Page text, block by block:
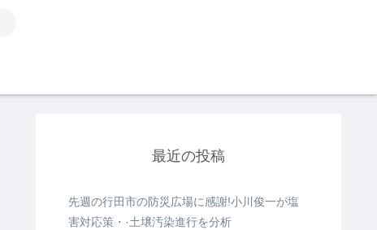
最近の投稿
先週の行田市の防災広場に感謝!小川俊一が塩
害対応策・·土壌汚染進行を分析